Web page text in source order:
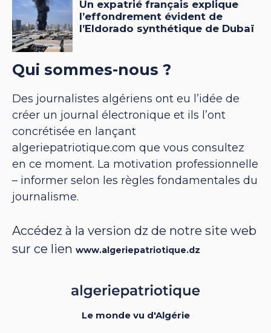
Qui sommes-nous ?
Des journalistes algériens ont eu l’idée de
créer un journal électronique et ils l’ont
concrétisée en lançant
algeriepatriotique.com que vous consultez
en ce moment. La motivation professionnelle
– informer selon les règles fondamentales du
journalisme.
Accédez à la version dz de notre site web
sur ce lien www.algeriepatriotique.dz
Le monde vu d'Algérie